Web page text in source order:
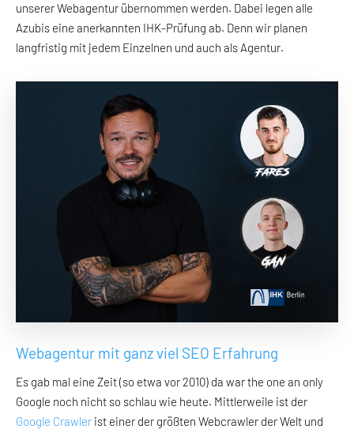
unserer Webagentur übernommen werden. Dabei legen alle
Azubis eine anerkannten IHK-Prüfung ab. Denn wir planen
langfristig mit jedem Einzelnen und auch als Agentur.
Webagentur mit ganz viel SEO Erfahrung
Es gab mal eine Zeit (so etwa vor 2010) da war the one an only
Google noch nicht so schlau wie heute. Mittlerweile ist der
Google Crawler ist einer der größten Webcrawler der Welt und